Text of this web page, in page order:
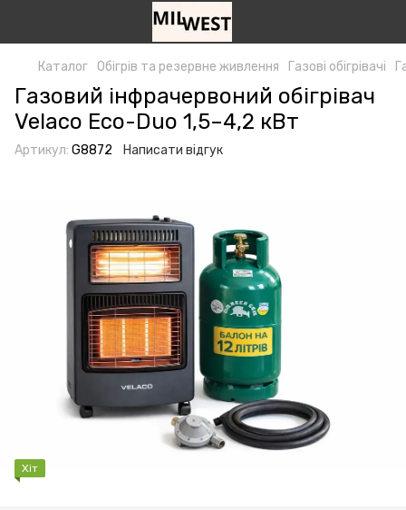
Каталог Обігрів та резервне живлення Газові обігрівачі
Газовий інфрачервоний обігрівач
Velaco Eco-Duo 1,5–4,2 кВт
Артикул: G8872 Написати відгук
Хіт